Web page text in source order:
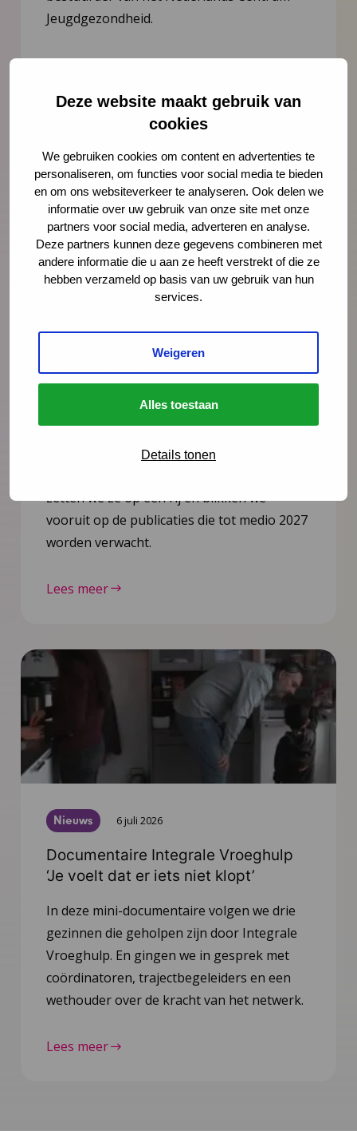
Deze website maakt gebruik van
cookies
We gebruiken cookies om content en advertenties te
personaliseren, om functies voor social media te bieden
en om ons websiteverkeer te analyseren. Ook delen we
informatie over uw gebruik van onze site met onze
partners voor social media, adverteren en analyse.
Deze partners kunnen deze gegevens combineren met
andere informatie die u aan ze heeft verstrekt of die ze
hebben verzameld op basis van uw gebruik van hun
services.
Weigeren
Alles toestaan
Details tonen
Jeugdgezondheid.
21 juli 2026
Vernieuwing JGZ-richtlijnen 2023–
2026: 8 nieuwe en herziene
richtlijnen gepubliceerd
Na de publicatie van de herziene JGZ-
richtlijn Kindermishandeling en de nieuwe
JGZ-richtlijn Mondzorg in juli 2025 zijn nog
zetten we ze op een rij en blikken we
vooruit op de publicaties die tot medio 2027
worden verwacht.
Lees meer
Nieuws 6 juli 2026
Documentaire Integrale Vroeghulp
‘Je voelt dat er iets niet klopt’
In deze mini-documentaire volgen we drie
gezinnen die geholpen zijn door Integrale
Vroeghulp. En gingen we in gesprek met
coördinatoren, trajectbegeleiders en een
wethouder over de kracht van het netwerk.
Lees meer